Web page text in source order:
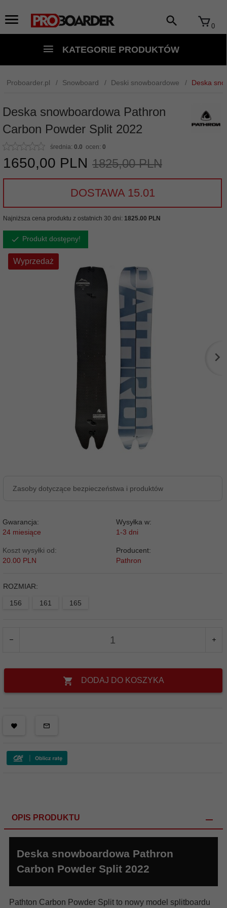
0
KATEGORIE PRODUKTÓW
Proboarder.pl Snowboard Deski snowboardowe Deska
Deska snowboardowa Pathron
Carbon Powder Split 2022
średnia: 0.0 ocen: 0
1650,00 PLN 1825,00 PLN
DOSTAWA 15.01
Najniższa cena produktu z ostatnich 30 dni: 1825.00 PLN
Produkt dostępny!
Wyprzedaż
Zasoby dotyczące bezpieczeństwa i produktów
Gwarancja:
24 miesiące
Wysyłka w:
1-3 dni
Koszt wysyłki od:
20.00 PLN
Producent:
Pathron
ROZMIAR:
156 161 165
DODAJ DO KOSZYKA
OPIS PRODUKTU
Deska snowboardowa Pathron
Carbon Powder Split 2022
Pathton Carbon Powder Split to nowy model splitboardu